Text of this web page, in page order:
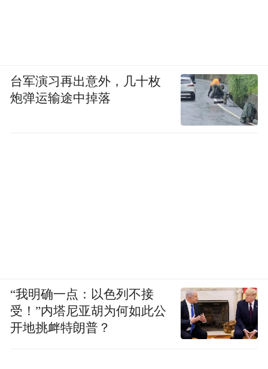
台军演习再出意外，几十枚
炮弹运输途中掉落
“我明确一点：以色列不接
受！”内塔尼亚胡为何如此公
开地挑衅特朗普？